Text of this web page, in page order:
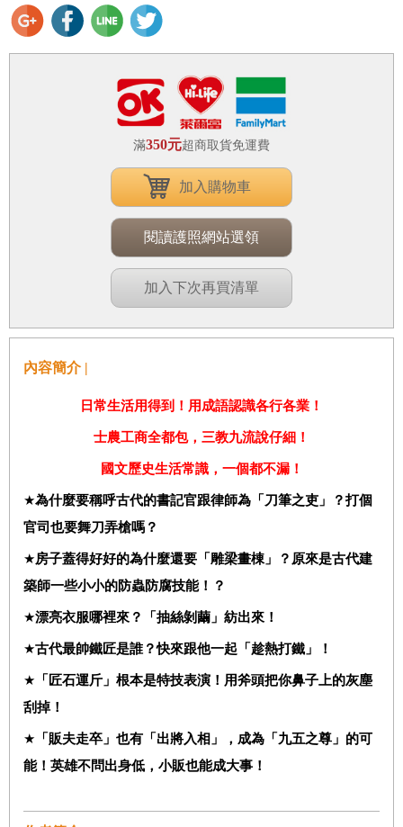
滿350元超商取貨免運費
加入購物車
閱讀護照網站選領
加入下次再買清單
內容簡介 |
日常生活用得到！用成語認識各行各業！
士農工商全都包，三教九流說仔細！
國文歷史生活常識，一個都不漏！
★為什麼要稱呼古代的書記官跟律師為「刀筆之吏」？打個
官司也要舞刀弄槍嗎？
★房子蓋得好好的為什麼還要「雕梁畫棟」？原來是古代建
築師一些小小的防蟲防腐技能！？
★漂亮衣服哪裡來？「抽絲剝繭」紡出來！
★古代最帥鐵匠是誰？快來跟他一起「趁熱打鐵」！
★ 「匠石運斤」根本是特技表演！用斧頭把你鼻子上的灰塵
刮掉！
★ 「販夫走卒」也有「出將入相」，成為「九五之尊」的可
能！英雄不問出身低，小販也能成大事！